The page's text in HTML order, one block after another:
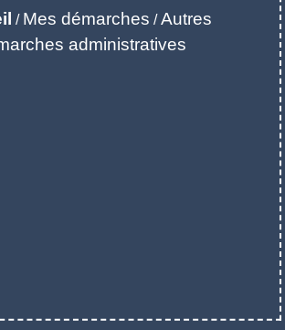
/ Mes démarches /Autres
administratives